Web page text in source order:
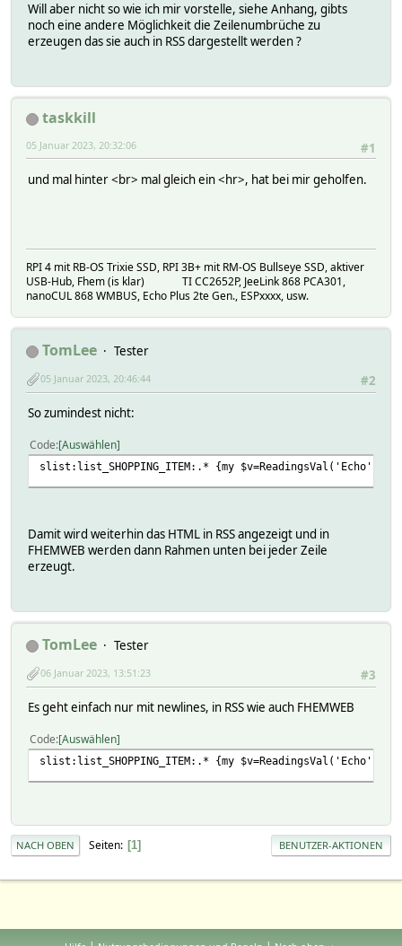
Will aber nicht so wie ich mir vorstelle, siehe Anhang, gibts
noch eine andere Möglichkeit die Zeilenumbrüche zu
erzeugen das sie auch in RSS dargestellt werden ?
taskkill
#1
05 Januar 2023, 20:32:06
und mal hinter <br> mal gleich ein <hr>, hat bei mir geholfen.
RPI 4 mit RB-OS Trixie SSD, RPI 3B+ mit RM-OS Bullseye SSD, aktiver
USB-Hub, Fhem (is klar) TI CC2652P, JeeLink 868 PCA301,
nanoCUL 868 WMBUS, Echo Plus 2te Gen., ESPxxxx, usw.
TomLee
Tester
#2
05 Januar 2023, 20:46:44
So zumindest nicht:
Code Auswählen
slist:list_SHOPPING_ITEM:.* {my
Damit wird weiterhin das HTML in RSS angezeigt und in
FHEMWEB werden dann Rahmen unten bei jeder Zeile
erzeugt.
TomLee
Tester
#3
06 Januar 2023, 13:51:23
Es geht einfach nur mit newlines, in RSS wie auch FHEMWEB
Code Auswählen
slist:list_SHOPPING_ITEM:.* {my
NACH OBEN Seiten 1 BENUTZER-AKTIONEN